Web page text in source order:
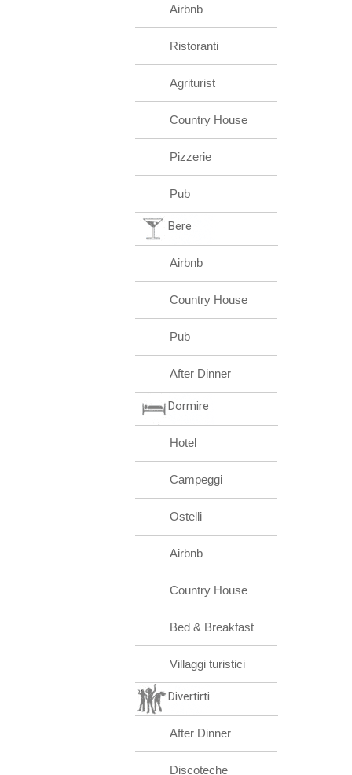
Airbnb
Ristoranti
Agriturist
Country House
Pizzerie
Pub
Bere
Airbnb
Country House
Pub
After Dinner
Dormire
Hotel
Campeggi
Ostelli
Airbnb
Country House
Bed & Breakfast
Villaggi turistici
Divertirti
After Dinner
Discoteche